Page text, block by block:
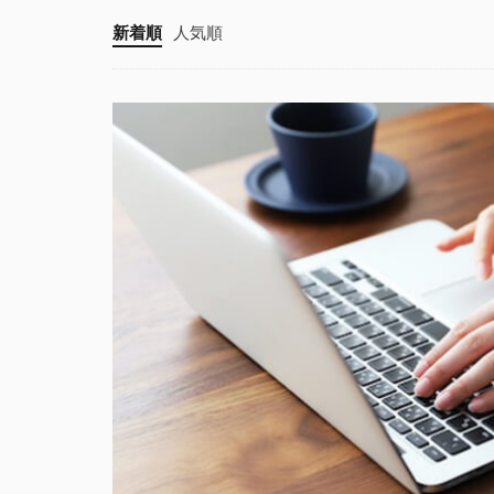
新着順 人気順